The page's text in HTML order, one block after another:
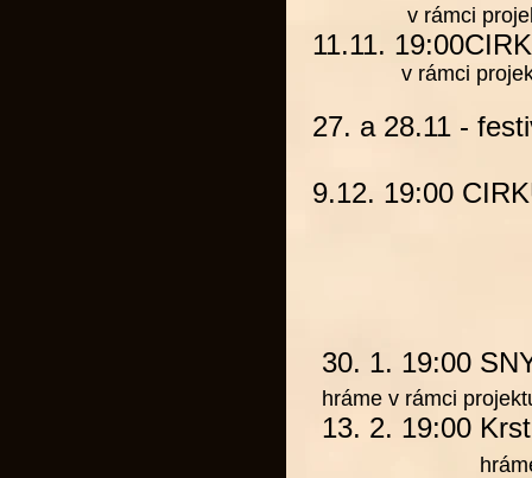
v rámci
11.11. 19:00
v rámci
27. a 28.11 -
9.12. 19:00
30. 1. 19:00
hráme v rámci
13. 2. 19:00